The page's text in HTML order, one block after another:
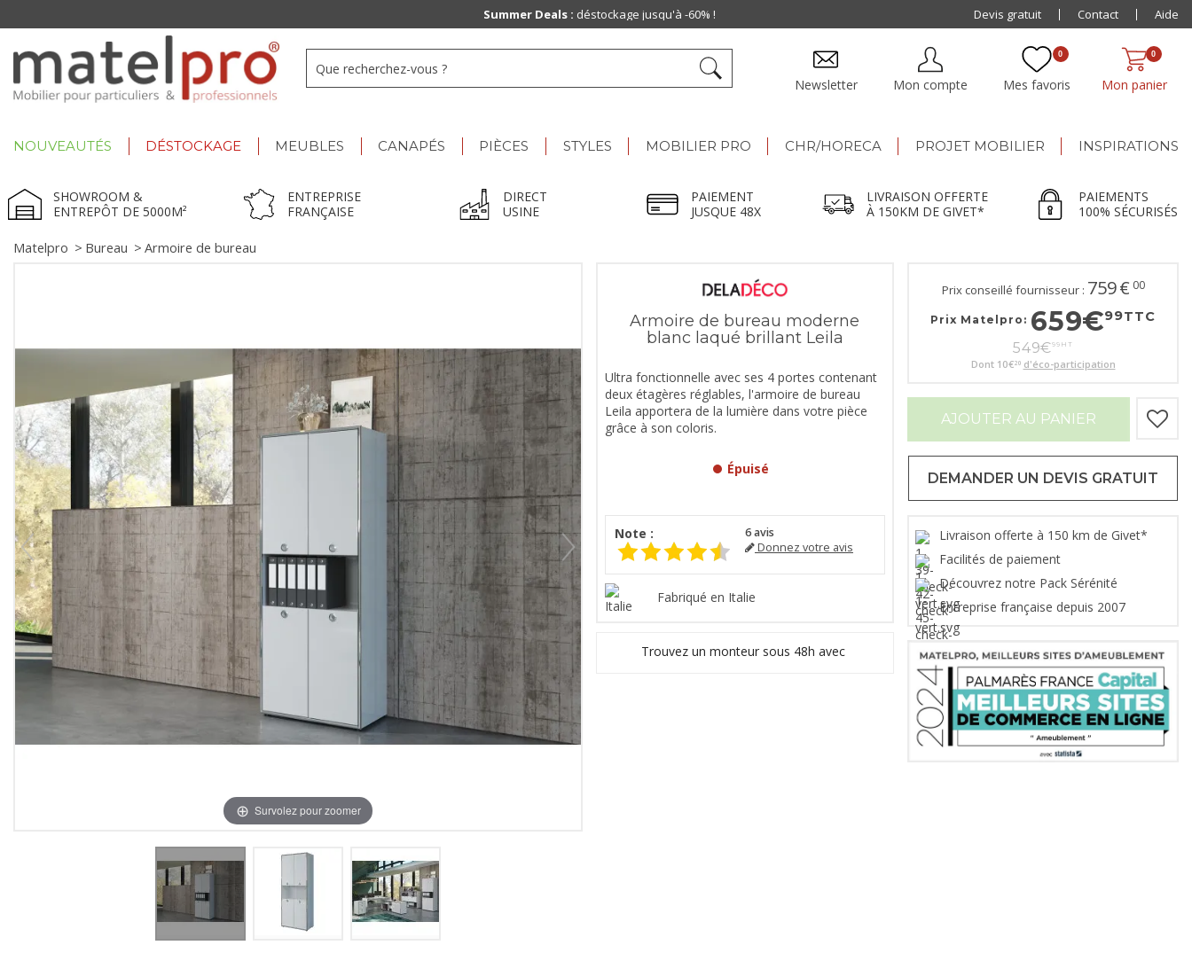
Mon panier
0
Mes favoris
0
Mon compte
Newsletter
NOUVEAUTÉS DÉSTOCKAGE MEUBLES CANAPÉS PIÈCES STYLES MOBILIER PRO CHR/HORECA PROJET MOBILIER INSPIRATIONS
SHOWROOM &
ENTREPÔT DE 5000M²
ENTREPRISE
FRANÇAISE
DIRECT
USINE
PAIEMENT
JUSQUE 48X
LIVRAISON OFFERTE
À 150KM DE GIVET*
PAIEMENTS
100% SÉCURISÉS
Matelpro > Bureau > Armoire de bureau
Survolez pour zoomer
Armoire de bureau moderne
blanc laqué brillant Leila
Ultra fonctionnelle avec ses 4 portes contenant
deux étagères réglables, l'armoire de bureau
Leila apportera de la lumière dans votre pièce
grâce à son coloris.
Épuisé
Note : 6avis
Donnez votre avis
Fabriqué en Italie
Trouvez un monteur sous 48h avec
Prix conseillé fournisseur : 759€ 00
Prix Matelpro: 659€99TTC
549€99 HT
Dont 10€20 d'éco-participation
AJOUTER AU PANIER
DEMANDER UN DEVIS GRATUIT
Livraison offerte à 150 km de Givet*
Facilités de paiement
Découvrez notre Pack Sérénité
Entreprise française depuis 2007
Summer Deals :déstockage jusqu'à -60% ! Paiement jusqu'à48x
Devis gratuit Contact Aide